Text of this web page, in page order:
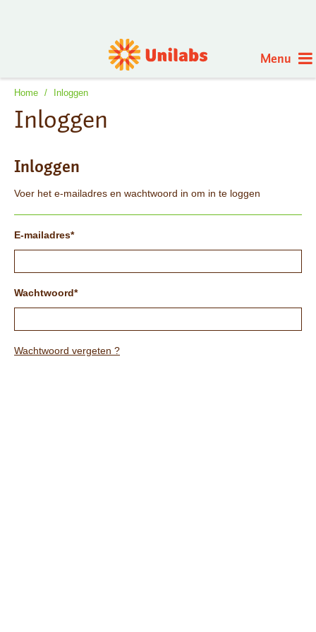
Menu
Home / Inloggen
Inloggen
Inloggen
Voer het e-mailadres en wachtwoord in om in te loggen
E-mailadres
Wachtwoord
Wachtwoord vergeten ?